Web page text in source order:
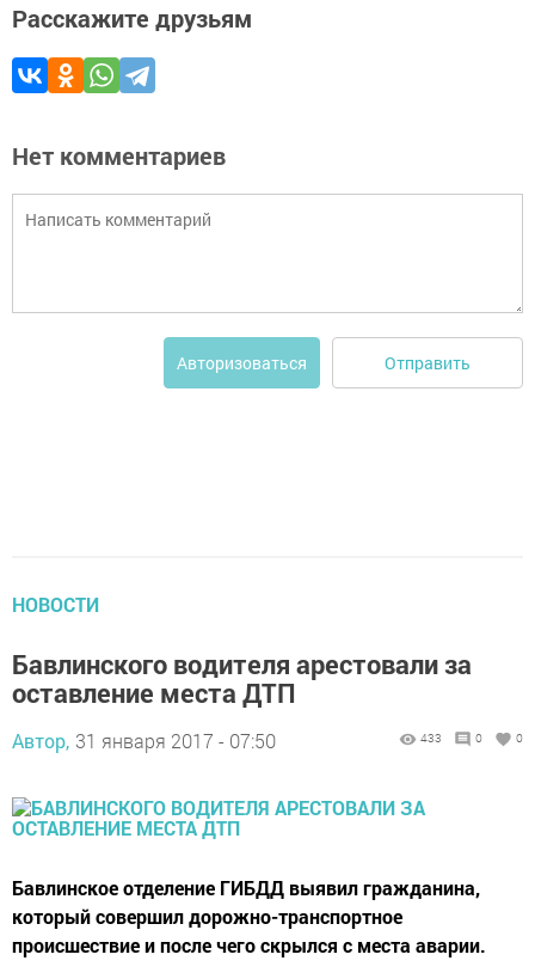
Расскажите друзьям
Нет комментариев
Авторизоваться Отправить
НОВОСТИ
Бавлинского водителя арестовали за
оставление места ДТП
Автор, 31 января 2017 - 07:50 433 0 0
Бавлинское отделение ГИБДД выявил гражданина,
который совершил дорожно-транспортное
происшествие и после чего скрылся с места аварии.